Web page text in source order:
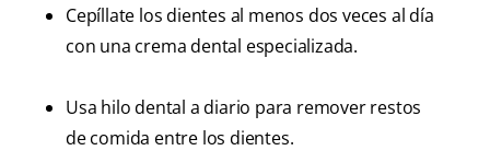
Cepíllate los dientes al menos dos veces al día
con una crema dental especializada.
Usa hilo dental a diario para remover restos
de comida entre los dientes.